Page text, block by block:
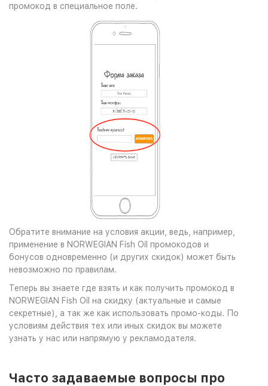
промокод в специальное поле.
Обратите внимание на условия акции, ведь, например,
применение в NORWEGIAN Fish Oil промокодов и
бонусов одновременно (и других скидок) может быть
невозможно по правилам.
Теперь вы знаете где взять и как получить промокод в
NORWEGIAN Fish Oil на скидку (актуальные и самые
секретные), а так же как использовать промо-коды. По
условиям действия тех или иных скидок вы можете
узнать у нас или напрямую у рекламодателя.
Часто задаваемые вопросы про